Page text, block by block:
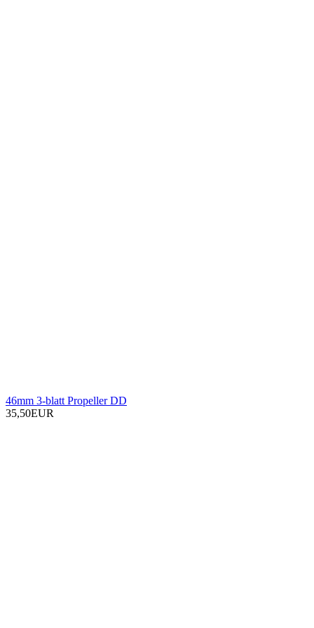
46mm 3-blatt Propeller DD
35,50EUR